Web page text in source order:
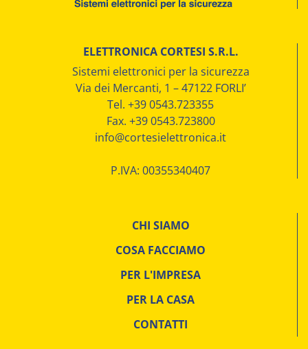
ELETTRONICA CORTESI S.R.L.
Sistemi elettronici per la sicurezza
Via dei Mercanti, 1 – 47122 FORLI’
Tel. +39 0543.723355
Fax. +39 0543.723800
info@cortesielettronica.it
P.IVA: 00355340407
CHI SIAMO
COSA FACCIAMO
PER L'IMPRESA
PER LA CASA
CONTATTI